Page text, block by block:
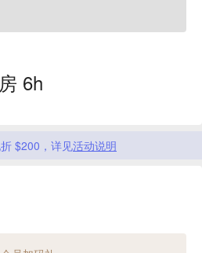
6h
$200，详见活动说明